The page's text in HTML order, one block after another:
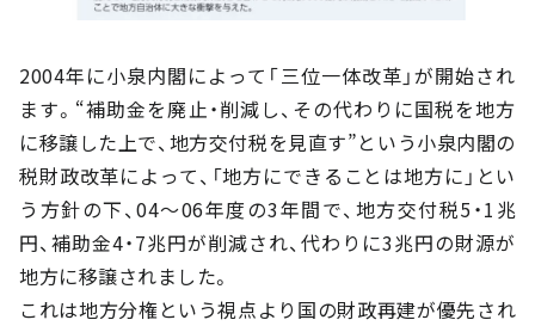
2004年に小泉内閣によって「三位一体改革」が開始され
ます。“補助金を廃止・削減し、その代わりに国税を地方
に移譲した上で、地方交付税を見直す”という小泉内閣の
税財政改革によって、「地方にできることは地方に」とい
う方針の下、04～06年度の3年間で、地方交付税5・1兆
円、補助金4・7兆円が削減され、代わりに3兆円の財源が
地方に移譲されました。
これは地方分権という視点より国の財政再建が優先され